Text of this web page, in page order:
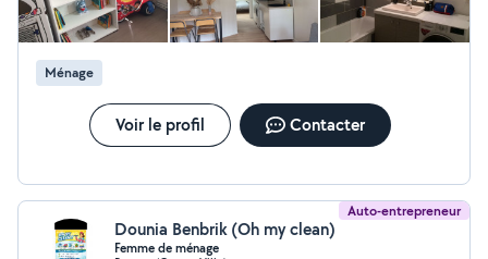
Ménage
Voir le profil Contacter
Auto-entrepreneur
Dounia Benbrik (Oh my clean)
Femme de ménage